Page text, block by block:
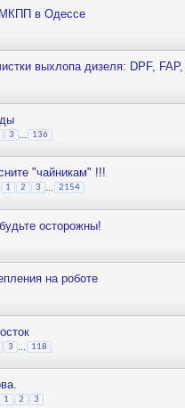
МКПП в Одессе
выхлопа дизеля: DPF,
3 136
"чайникам" !!!
1 2 3 2154
осторожны!
на роботе
3 118
1 2 3